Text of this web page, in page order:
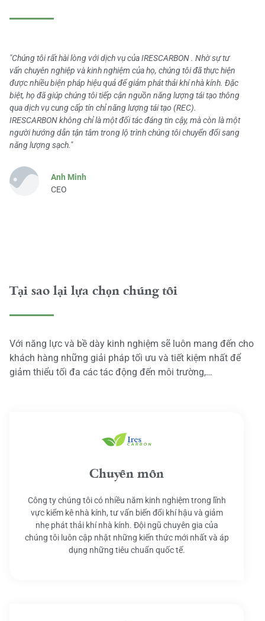
"Chúng tôi rất hài lòng với dịch vụ của IRESCARBON . Nhờ sự tư
vấn chuyên nghiệp và kinh nghiệm của họ, chúng tôi đã thực hiện
được nhiều biện pháp hiệu quả để giảm phát thải khí nhà kính. Đặc
biệt, họ đã giúp chúng tôi tiếp cận nguồn năng lượng tái tạo thông
qua dịch vụ cung cấp tín chỉ năng lượng tái tạo (REC).
IRESCARBON không chỉ là một đối tác đáng tin cậy, mà còn là một
người hướng dẫn tận tâm trong lộ trình chúng tôi chuyển đổi sang
năng lượng sạch."
Anh Minh
CEO
Tại sao lại lựa chọn chúng tôi
Với năng lực và bề dày kinh nghiệm sẽ luôn mang đến cho
khách hàng những giải pháp tối ưu và tiết kiệm nhất để
giảm thiểu tối đa các tác động đến môi trường,…
Chuyên môn
Công ty chúng tôi có nhiều năm kinh nghiệm trong lĩnh
vực kiểm kê nhà kính, tư vấn biến đổi khí hậu và giảm
nhẹ phát thải khí nhà kính. Đội ngũ chuyên gia của
chúng tôi luôn cập nhật những kiến thức mới nhất và áp
dụng những tiêu chuẩn quốc tế.